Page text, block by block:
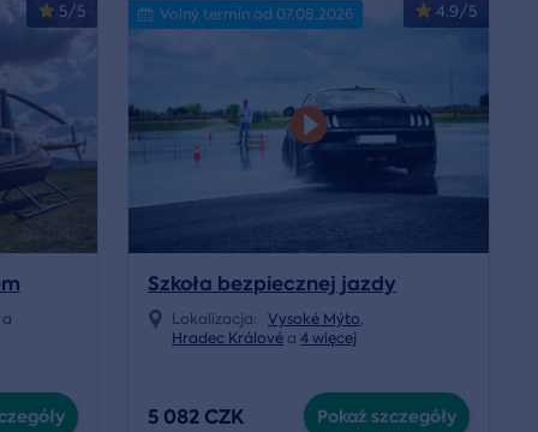
5/5 4.9/5
Volný termín od 07.08.2026
Szkoła bezpiecznej jazdy
Lokalizacja: Vysoké Mýto,
Hradec Králové a4 więcej
5 082 CZK Pokaż szczegóły